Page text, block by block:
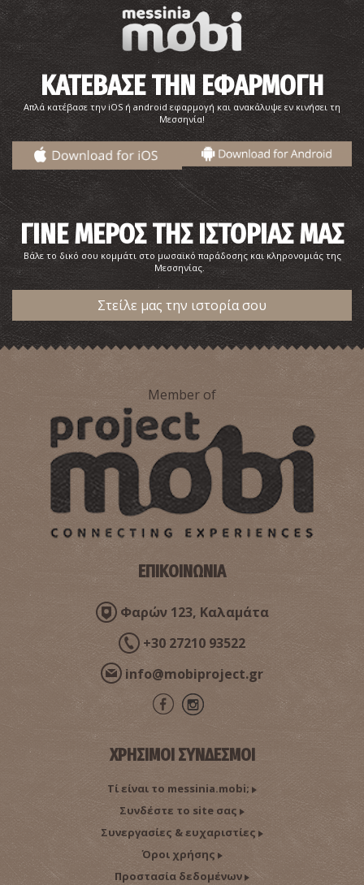
ΚΑΤΕΒΑΣΕ ΤΗΝ ΕΦΑΡΜΟΓΗ
Απλά κατέβασε την iOS ή android εφαρμογή και ανακάλυψε εν κινήσει τη
Μεσσηνία!
ΓΙΝΕ ΜΕΡΟΣ ΤΗΣ ΙΣΤΟΡΙΑΣ ΜΑΣ
Βάλε το δικό σου κομμάτι στο μωσαϊκό παράδοσης και κληρονομιάς της
Μεσσηνίας.
Στείλε μας την ιστορία σου
Member of
ΕΠΙΚΟΙΝΩΝΙΑ
Φαρών 123, Καλαμάτα
+30 27210 93522
info@mobiproject.gr
ΧΡΗΣΙΜΟΙ ΣΥΝΔΕΣΜΟΙ
Τί είναι το messinia.mobi;
Συνδέστε το site σας
Συνεργασίες & ευχαριστίες
Όροι χρήσης
Προστασία δεδομένων